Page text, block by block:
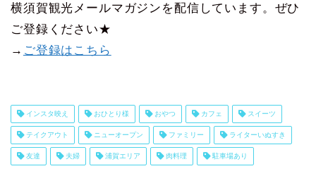
横須賀観光メールマガジンを配信しています。ぜひ
ご登録ください★
→ ご登録はこちら
インスタ映え おひとり様 おやつ カフェ スイーツ
テイクアウト ニューオープン ファミリー ライターいぬすき
友達 夫婦 浦賀エリア 肉料理 駐車場あり